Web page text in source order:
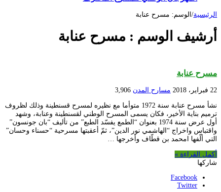
الرئيسية/ الوسم: مسرح عنابة
أرشيف الوسم : مسرح عنابة
مسرح عنابة
22 فبراير، 2018 مسارح المدن 3,906
نشأ مسرح عنابة سنة 1972 متوأما مع نظيره لمسرح قسنطينة وذلك لظروف
ترميم بناية الأخير، فكان يسمى المسرح الوطني لقسنطينة وعنابة، وشهد
أول عرض سنة 1974 بعنوان “الطمع يفسّد الطبع” من تأليف “بان جونسون”
واقتباس واخراج “الهاشمي نور الدين”، ثمّ أعقبتها مسرحية “حسناء وحسان”
التي ألّفها امحمد بن قطّاف وأخرجها …
أكمل القراءة »
شاركها
Facebook
Twitter